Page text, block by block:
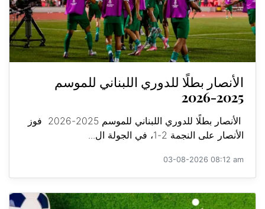
الأنصار بطلًا للدوري اللبناني للموسم
2025-2026
الأنصار بطلًا للدوري اللبناني للموسم 2025-2026 فوز
الأنصار على النجمة 2-1، في الجولة ال...
03-08-2026 08:12 am